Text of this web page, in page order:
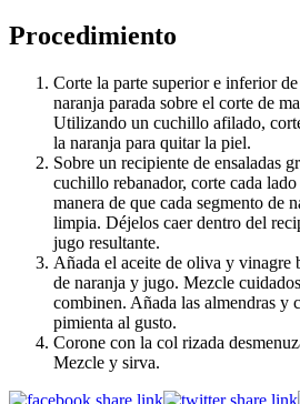
Procedimiento
Corte la parte superior e inferior
naranja parada sobre el corte de
Utilizando un cuchillo afilado,
la naranja para quitar la piel.
Sobre un recipiente de ensaladas
cuchillo rebanador, corte cada
manera de que cada segmento de
limpia. Déjelos caer dentro del
jugo resultante.
Añada el aceite de oliva y vinagre
de naranja y jugo. Mezcle
combinen. Añada las almendras y
pimienta al gusto.
Corone con la col rizada
Mezcle y sirva.